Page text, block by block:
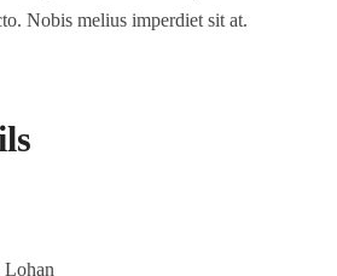
Nobis melius imperdiet sit at.